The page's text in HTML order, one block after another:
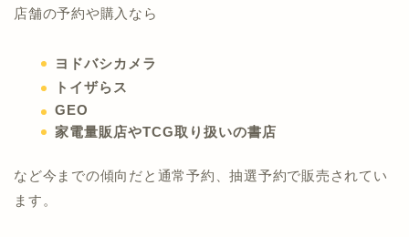
店舗の予約や購入なら
ヨドバシカメラ
トイザらス
GEO
家電量販店やTCG取り扱いの書店
など今までの傾向だと通常予約、抽選予約で販売されてい
ます。